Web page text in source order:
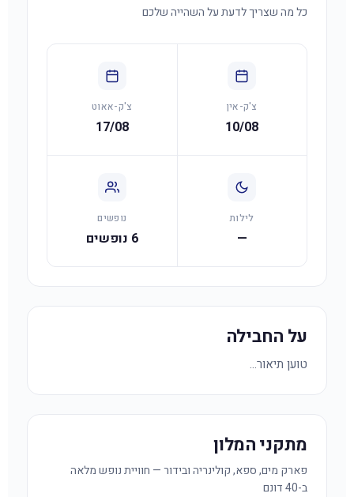
כל מה שצריך לדעת על השהייה שלכם
צ'ק-אין
10/08
צ'ק-אאוט
17/08
לילות
—
נופשים
6 נופשים
על החבילה
טוען תיאור...
מתקני המלון
פארק מים, ספא, קולינריה ובידור — חוויית נופש מלאה
ב-40 דונם